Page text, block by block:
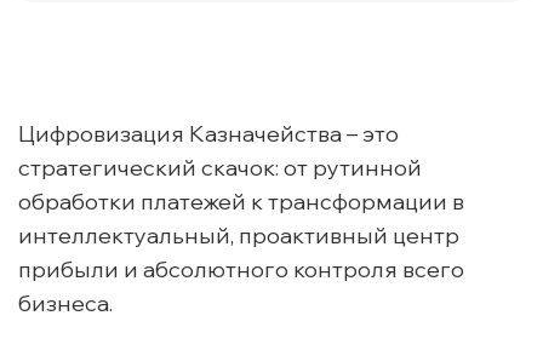
Цифровизация Казначейства – это
стратегический скачок: от рутинной
обработки платежей к трансформации в
интеллектуальный, проактивный центр
прибыли и абсолютного контроля всего
бизнеса.